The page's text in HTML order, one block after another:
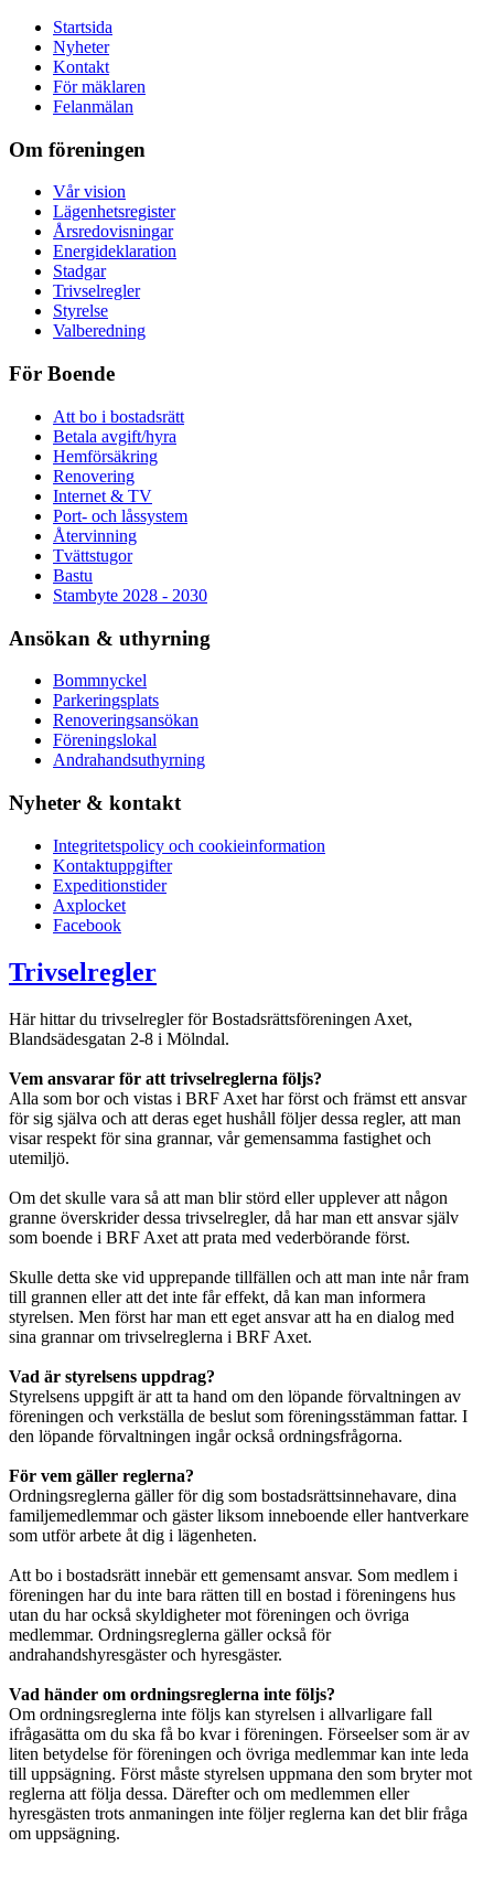
Startsida
Nyheter
Kontakt
För mäklaren
Felanmälan
Om föreningen
Vår vision
Lägenhetsregister
Årsredovisningar
Energideklaration
Stadgar
Trivselregler
Styrelse
Valberedning
För Boende
Att bo i bostadsrätt
Betala avgift/hyra
Hemförsäkring
Renovering
Internet & TV
Port- och låssystem
Återvinning
Tvättstugor
Bastu
Stambyte 2028 - 2030
Ansökan & uthyrning
Bommnyckel
Parkeringsplats
Renoveringsansökan
Föreningslokal
Andrahandsuthyrning
Nyheter & kontakt
Integritetspolicy och cookieinformation
Kontaktuppgifter
Expeditionstider
Axplocket
Facebook
Trivselregler
Här hittar du trivselregler för Bostadsrättsföreningen Axet,
Blandsädesgatan 2-8 i Mölndal.
Vem ansvarar för att trivselreglerna följs?
Alla som bor och vistas i BRF Axet har först och främst ett ansvar
för sig själva och att deras eget hushåll följer dessa regler, att man
visar respekt för sina grannar, vår gemensamma fastighet och
utemiljö.
Om det skulle vara så att man blir störd eller upplever att någon
granne överskrider dessa trivselregler, då har man ett ansvar själv
som boende i BRF Axet att prata med vederbörande först.
Skulle detta ske vid upprepande tillfällen och att man inte når fram
till grannen eller att det inte får effekt, då kan man informera
styrelsen. Men först har man ett eget ansvar att ha en dialog med
sina grannar om trivselreglerna i BRF Axet.
Vad är styrelsens uppdrag?
Styrelsens uppgift är att ta hand om den löpande förvaltningen av
föreningen och verkställa de beslut som föreningsstämman fattar. I
den löpande förvaltningen ingår också ordningsfrågorna.
För vem gäller reglerna?
Ordningsreglerna gäller för dig som bostadsrättsinnehavare, dina
familjemedlemmar och gäster liksom inneboende eller hantverkare
som utför arbete åt dig i lägenheten.
Att bo i bostadsrätt innebär ett gemensamt ansvar. Som medlem i
föreningen har du inte bara rätten till en bostad i föreningens hus
utan du har också skyldigheter mot föreningen och övriga
medlemmar. Ordningsreglerna gäller också för
andrahandshyresgäster och hyresgäster.
Vad händer om ordningsreglerna inte följs?
Om ordningsreglerna inte följs kan styrelsen i allvarligare fall
ifrågasätta om du ska få bo kvar i föreningen. Förseelser som är av
liten betydelse för föreningen och övriga medlemmar kan inte leda
till uppsägning. Först måste styrelsen uppmana den som bryter mot
reglerna att följa dessa. Därefter och om medlemmen eller
hyresgästen trots anmaningen inte följer reglerna kan det blir fråga
om uppsägning.